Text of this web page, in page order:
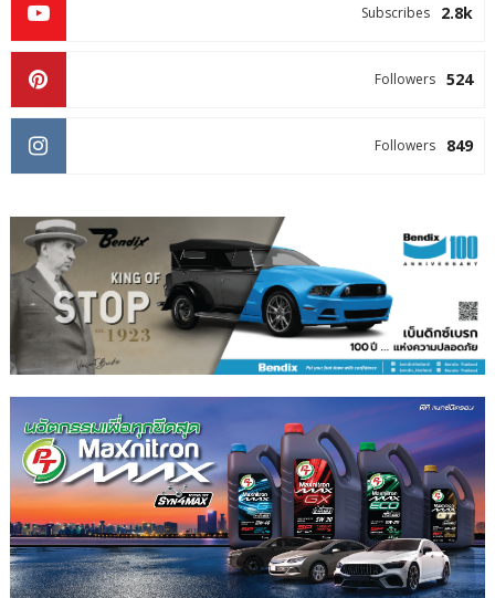
2.8k
Subscribes
524
Followers
849
Followers